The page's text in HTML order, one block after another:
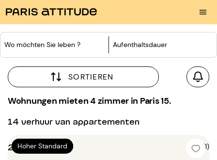
Wo möchten Sie leben ? Aufenthaltsdauer
SORTIEREN
Wohnungen mieten 4 zimmer in Paris 15.
14 verhuur van appartementen
Hoher Standard
2 Zimmer 74m² 4 (1)